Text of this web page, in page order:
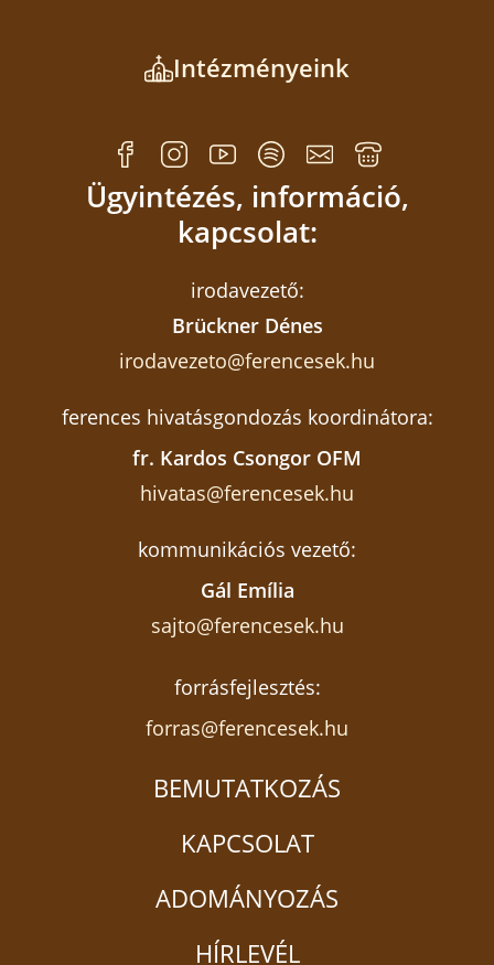
Intézményeink
Ügyintézés, információ,
kapcsolat:
irodavezető:
Brückner Dénes
irodavezeto@ferencesek.hu
ferences hivatásgondozás koordinátora:
fr. Kardos Csongor OFM
hivatas@ferencesek.hu
kommunikációs vezető:
Gál Emília
sajto@ferencesek.hu
forrásfejlesztés:
forras@ferencesek.hu
BEMUTATKOZÁS
KAPCSOLAT
ADOMÁNYOZÁS
HÍRLEVÉL